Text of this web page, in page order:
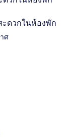
ดวกในห้องพัก
ศ